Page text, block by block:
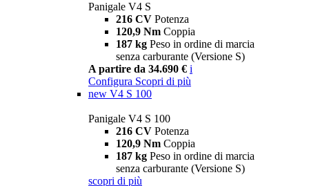
Panigale V4 S
216 CV Potenza
120,9 Nm Coppia
187 kg Peso in ordine di marcia
senza carburante (Versione S)
A partire da 34.690 € i
Configura Scopri di più
new V4 S 100
Panigale V4 S 100
216 CV Potenza
120,9 Nm Coppia
187 kg Peso in ordine di marcia
senza carburante (Versione S)
scopri di più